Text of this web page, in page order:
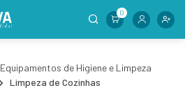
0
Equipamentos de Higiene e Limpeza
Limpeza de Cozinhas